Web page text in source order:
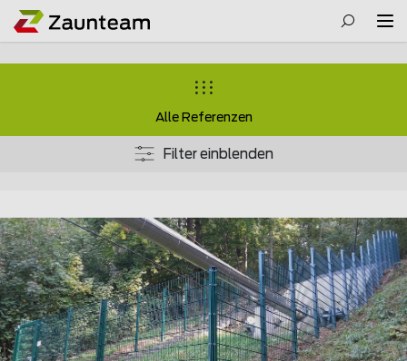
Alle Referenzen
Filter einblenden